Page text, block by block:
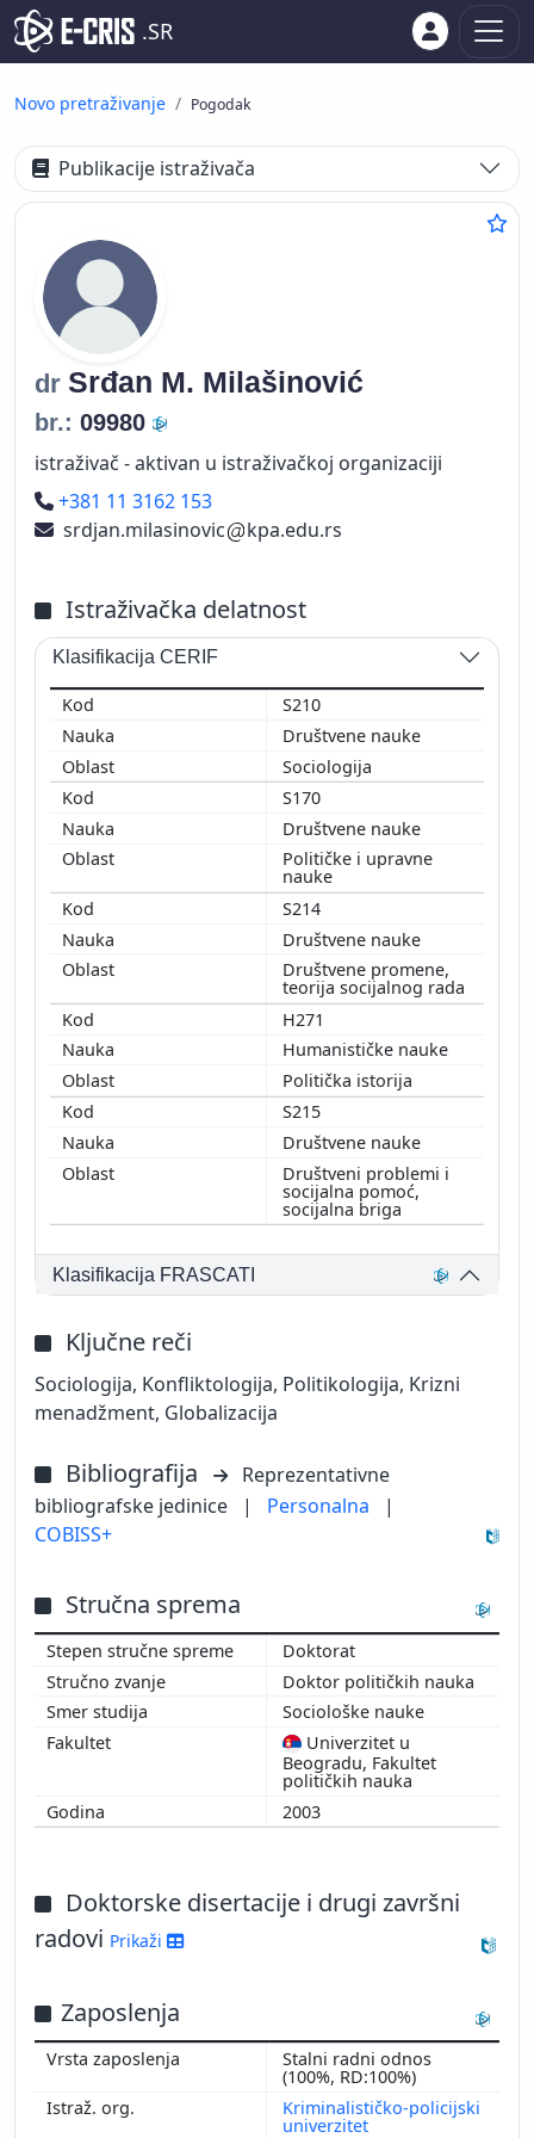
.SR
Novo pretraživanje Pogodak
Publikacije istraživača
dr Srđan M. Milašinović
br.: 09980
istraživač - aktivan u istraživačkoj organizaciji
Telefon
+381 11 3162 153
srdjan.milasinovic
kpa.edu.rs
Istraživačka delatnost
Klasifikacija CERIF
S210
Društvene nauke
Sociologija
S170
Društvene nauke
Političke i upravne
nauke
S214
Društvene nauke
Društvene promene,
teorija socijalnog rada
H271
Humanističke nauke
Politička istorija
S215
Društvene nauke
Društveni problemi i
socijalna pomoć,
socijalna briga
Klasifikacija FRASCATI
Ključne reči
Sociologija, Konfliktologija, Politikologija, Krizni
menadžment, Globalizacija
Bibliografija
Reprezentativne
bibliografske jedinice
| Personalna
|
COBISS+
Stručna sprema
Doktorat
Doktor političkih nauka
Sociološke nauke
Univerzitet u
Beogradu, Fakultet
političkih nauka
2003
Doktorske disertacije i drugi završni
radovi Prikaži
Zaposlenja
Stalni radni odnos
(100%, RD:100%)
Kriminalističko-policijski
univerzitet